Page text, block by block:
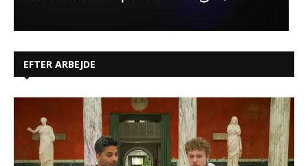
EFTER ARBEJDE